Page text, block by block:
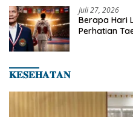
Juli 27, 2026
Berapa Hari
Perhatian
𝐊𝐄𝐒𝐄𝐇𝐀𝐓𝐀𝐍